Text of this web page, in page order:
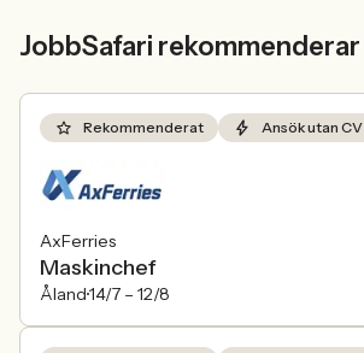
JobbSafari rekommenderar
Rekommenderat Ansök utan CV
AxFerries
Maskinchef
Åland14/7 – 12/8